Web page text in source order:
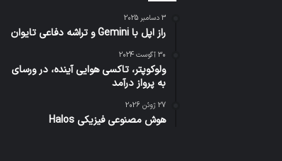
3 دسامبر 2025
راز اپل با Gemini و تراشه دفاعی تایوان
30 آگوست 2024
ولوکوپتر، تاکسی هوایی آینده، در ورسای
به پرواز درآمد
27 ژوئن 2026
هوش مصنوعی فیزیکی Halos